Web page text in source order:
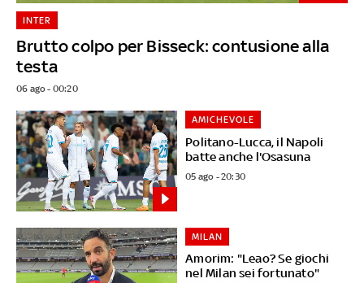
Brutto colpo per Bisseck: contusione alla
testa
INTER
06 ago - 00:20
Politano-Lucca, il Napoli
batte anche l'Osasuna
AMICHEVOLE
05 ago - 20:30
Amorim: "Leao? Se giochi
nel Milan sei fortunato"
MILAN